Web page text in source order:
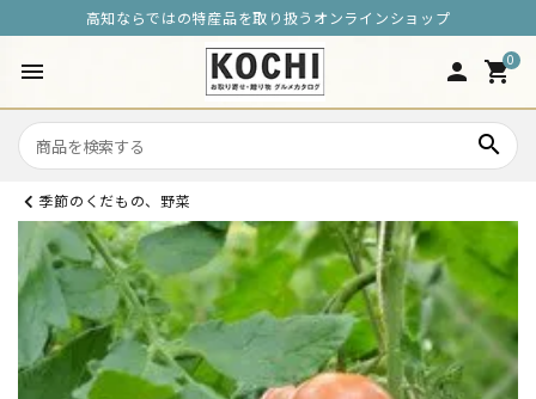
高知ならではの特産品を取り扱うオンラインショップ
menu person 0
shopping_cart
search
季節のくだもの、野菜